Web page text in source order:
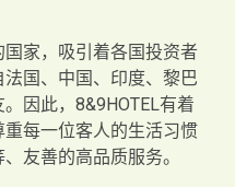
家，吸引着各国投资者
国、中国、印度、黎巴
因此，8&9HOTEL有着
每一位客人的生活习惯
友善的高品质服务。